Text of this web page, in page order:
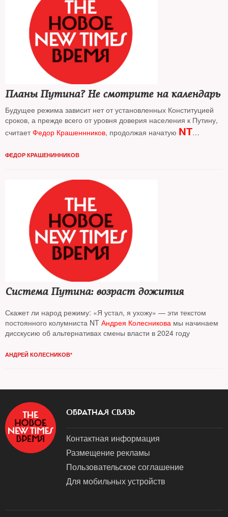
Планы Путина? Не смотрите на календарь
Будущее режима зависит нет от установленных Конституцией
сроков, а прежде всего от уровня доверия населения к Путину,
считаетФедор Крашеннников, продолжая начатую NT
ФЕДОР КРАШЕНИННИКОВ
Система Путина: возраст дожития
Скажет ли народ режиму: «Я устал, я ухожу» — эти текстом
постоянного колумниста NT Андрея Колесникова мы начинаем
дисскусию об альтернативах смены власти в 2024 году
АНДРЕЙ КОЛЕСНИКОВ*
ОБРАТНАЯ СВЯЗЬ
Контактная информация
Размещение рекламы
Пользовательское соглашение
Для мобильных устройств